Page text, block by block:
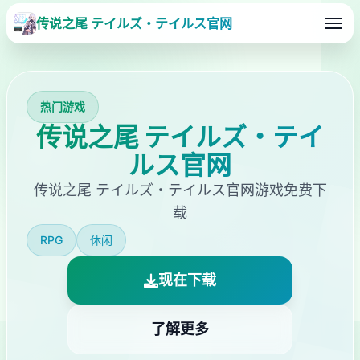
传说之尾 テイルズ・テイルス官网
热门游戏
传说之尾 テイルズ・テイ
ルス官网
传说之尾 テイルズ・テイルス官网游戏免费下
载
RPG 休闲
现在下载
了解更多